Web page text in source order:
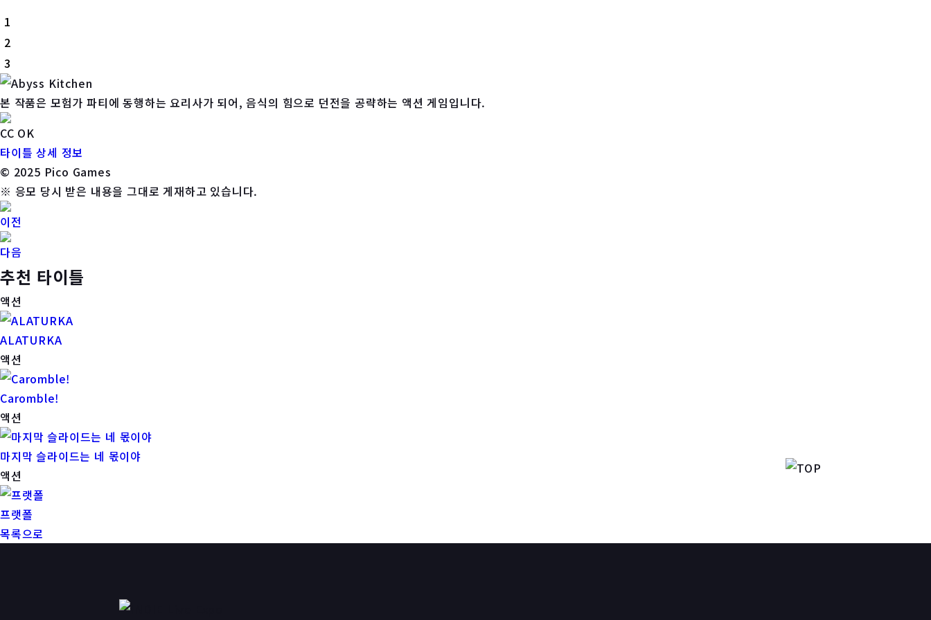
1
2
3
본 작품은 모험가 파티에 동행하는 요리사가 되어, 음식의 힘으로 던전을 공략하는 액션 게임입니다.
CC OK
타이틀 상세 정보
© 2025 Pico Games
※ 응모 당시 받은 내용을 그대로 게재하고 있습니다.
이전
다음
추천 타이틀
액션
ALATURKA
액션
Caromble!
액션
마지막 슬라이드는 네 몫이야
액션
프랫폴
목록으로